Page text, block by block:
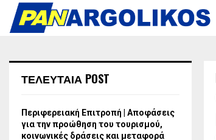
ΤΕΛΕΥΤΑΙΑ POST
Περιφερειακή Επιτροπή | Αποφάσεις
για την προώθηση του τουρισμού,
κοινωνικές δράσεις και μεταφορά